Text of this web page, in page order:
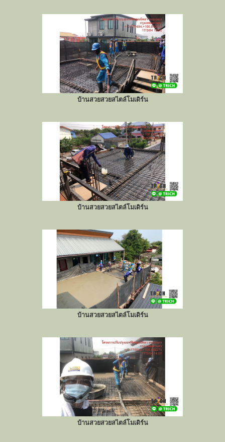
บ้านสวยสวยสไตล์โมเดิร์น
บ้านสวยสวยสไตล์โมเดิร์น
บ้านสวยสวยสไตล์โมเดิร์น
บ้านสวยสวยสไตล์โมเดิร์น